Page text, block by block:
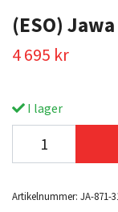
(ESO)
4 695 kr
I lager
Artikelnummer: JA-871-